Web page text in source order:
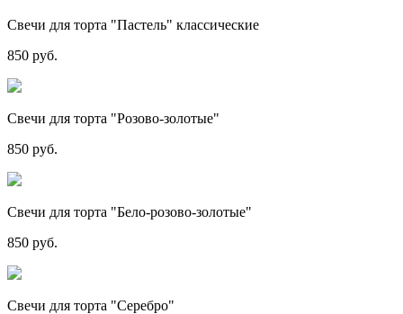
Свечи для торта "Пастель" классические
850 руб.
Свечи для торта "Розово-золотые"
850 руб.
Свечи для торта "Бело-розово-золотые"
850 руб.
Свечи для торта "Серебро"